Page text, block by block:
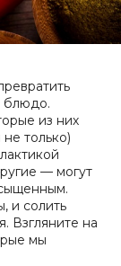
блюдо.
из них
только)
— могут
и солить
Взгляните на
мы